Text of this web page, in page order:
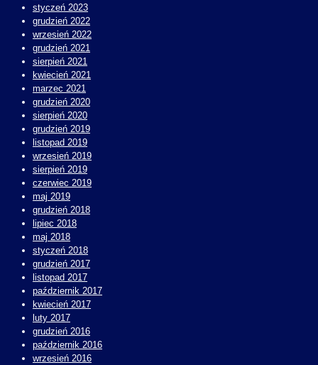
styczeń 2023
grudzień 2022
wrzesień 2022
grudzień 2021
sierpień 2021
kwiecień 2021
marzec 2021
grudzień 2020
sierpień 2020
grudzień 2019
listopad 2019
wrzesień 2019
sierpień 2019
czerwiec 2019
maj 2019
grudzień 2018
lipiec 2018
maj 2018
styczeń 2018
grudzień 2017
listopad 2017
październik 2017
kwiecień 2017
luty 2017
grudzień 2016
październik 2016
wrzesień 2016